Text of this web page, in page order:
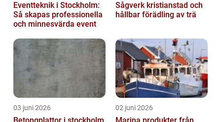
Eventteknik i Stockholm:
Så skapas professionella
och minnesvärda event
Sågverk kristianstad och
hållbar förädling av trä
03 juni 2026 02 juni 2026